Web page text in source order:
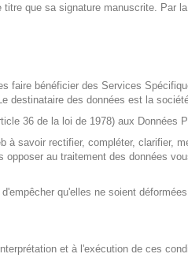
que sa signature manuscrite. Par
bénéficier des Services
destinataire des données est la
36 de la loi de 1978) aux Données
savoir rectifier, compléter, clarifier,
au traitement des données
qu'elles ne soient
et à l'exécution de ces